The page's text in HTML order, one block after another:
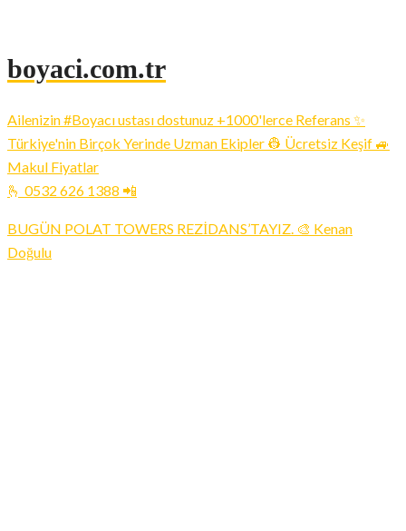
boyaci.com.tr
Ailenizin #Boyacı ustası dostunuz +1000'lerce Referans ✨
Türkiye'nin Birçok Yerinde Uzman Ekipler 👷 Ücretsiz Keşif 🚙
Makul Fiyatlar
🫰 0532 626 1388 📲
BUGÜN POLAT TOWERS REZİDANS’TAYIZ. 🎨 Kenan
Doğulu